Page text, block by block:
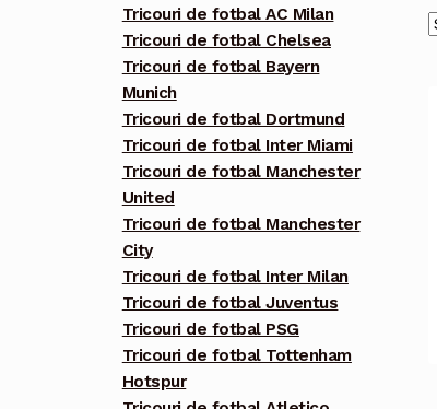
Tricouri de fotbal AC Milan
Tricouri de fotbal Chelsea
Tricouri de fotbal Bayern
Munich
Tricouri de fotbal Dortmund
Tricouri de fotbal Inter Miami
Tricouri de fotbal Manchester
United
Tricouri de fotbal Manchester
City
Tricouri de fotbal Inter Milan
Tricouri de fotbal Juventus
Tricouri de fotbal PSG
Tricouri de fotbal Tottenham
Hotspur